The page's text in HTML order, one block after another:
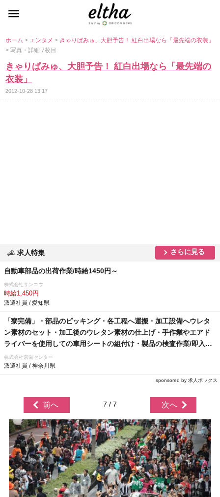
ホーム> エンタメ> きゃりぱみゅ、大胆予告！ 紅白出場なら「最先端の衣装」
> 写真・詳細 7枚目
きゃりぱみゅ、大胆予告！ 紅白出場なら「最先端の
衣装」
2012-10-28 13:17
求人特集 さらに見る
自動車部品の出荷作業/時給1450円～
株式会社サンコウ
時給1,450円
派遣社員 / 愛知県
「寮完備」・部品のピッキング・各工程へ運搬・加工設備へウレタ
ン素材のセット・加工後のウレタン素材の仕上げ・手作業やエアド
ライバーを使用しての車用シートの組付け・製品の検査作業/即入寮/
製造・工場
株式会社京栄センター
派遣社員 / 神奈川県
sponsored by 求人ボックス
前へ 7 / 7 次へ